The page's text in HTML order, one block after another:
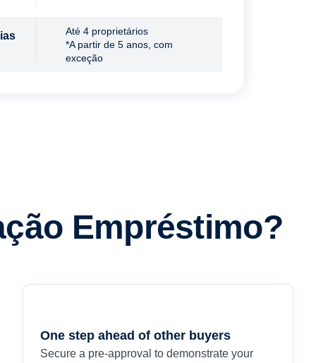
Até 4 proprietários
*A partir de 5 anos, com
exceção
Empréstimo?
One step ahead of other buyers
Secure a pre-approval to demonstrate your